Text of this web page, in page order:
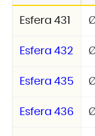
Esfera 431
Esfera 432
Esfera 435
Esfera 436